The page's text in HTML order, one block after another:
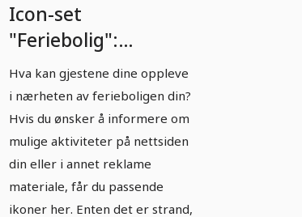
Icon-set
"Feriebolig":
Aktiviteter
(fullskjerm)
Hva kan gjestene dine oppleve
i nærheten av ferieboligen din?
Hvis du ønsker å informere om
mulige aktiviteter på nettsiden
din eller i annet reklame
materiale, får du passende
ikoner her. Enten det er strand,